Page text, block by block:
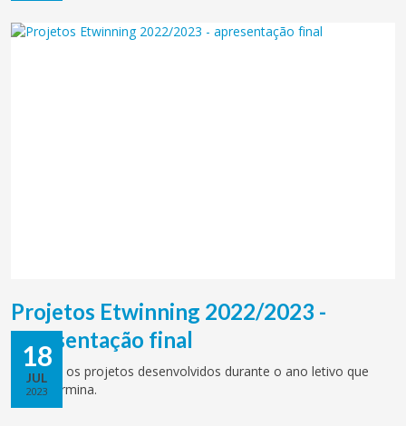
18
JUL
2023
Projetos Etwinning 2022/2023 -
apresentação final
Conheça os projetos desenvolvidos durante o ano letivo que
agora termina.